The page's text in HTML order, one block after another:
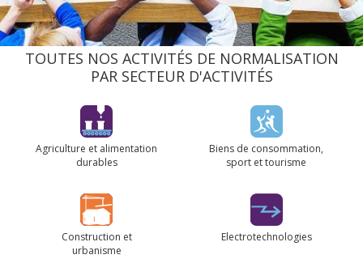
TOUTES NOS ACTIVITÉS DE NORMALISATION
PAR SECTEUR D'ACTIVITÉS
Agriculture et alimentation
durables
Biens de consommation,
sport et tourisme
Construction et
urbanisme
Electrotechnologies